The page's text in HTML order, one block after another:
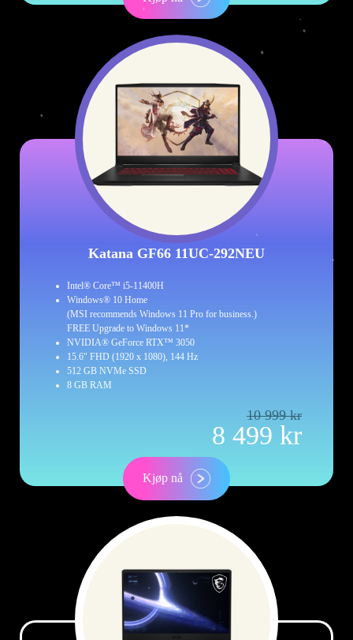
Katana GF66 11UC-292NEU
Intel® Core™ i5-11400H
Windows® 10 Home
(MSI recommends Windows 11 Pro for business.)
FREE Upgrade to Windows 11*
NVIDIA® GeForce RTX™ 3050
15.6" FHD (1920 x 1080), 144 Hz
512 GB NVMe SSD
8 GB RAM
10 999 kr
8 499 kr
Kjøp nå